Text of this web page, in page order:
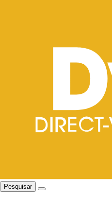
Pesquisar